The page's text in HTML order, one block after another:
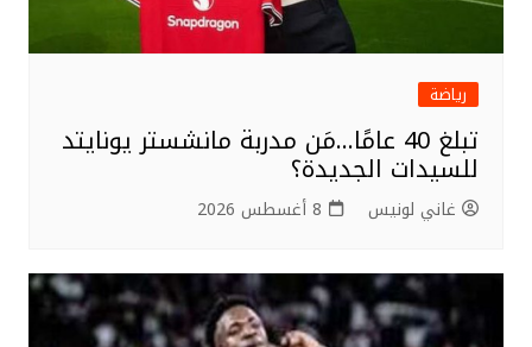
رياضة
تبلغ 40 عامًا…مَن مدربة مانشستر يونايتد
للسيدات الجديدة؟
غاني لونيس 8 أغسطس 2026